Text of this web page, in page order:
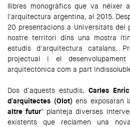
llibres monogràfics que va néixer
l'arquitectura argentina, al 2015.
20 presentacions a Universitats del
nostre territori dins una mostra
estudis d'arquitectura catalans.
projectual i el
arquitectònica com a part
Dos d'aquests estudis, Carles
d'arquitectes (Olot)ens exposaran
altre futur" planteja diverses
existents que reclamen una